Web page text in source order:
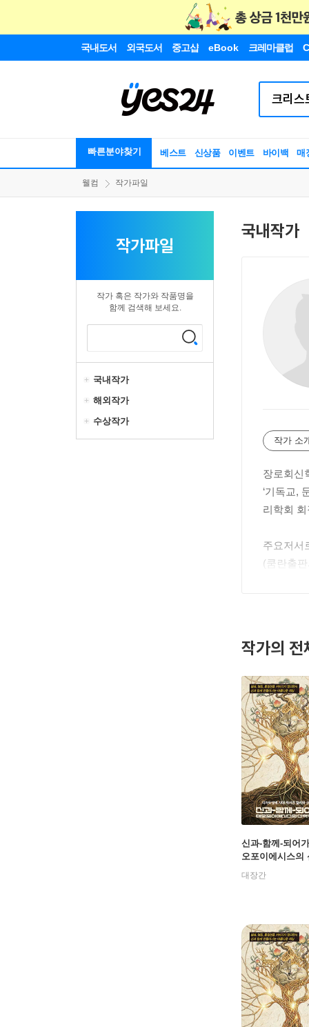
국내도서 외국도서 중고샵 eBook 크레마클럽
빠른분야찾기 베스트 신상품 이벤트 바이백 매
웰컴 작가파일
작가파일
작가 혹은 작가와 작품명을
함께 검색해 보세요.
국내작가
해외작가
수상작가
국내작가
작가 소
장로회신
‘기독교,
리학회
주요저서
(쿰란출
작가의 전
신과-함께-되어
오포이에시스의
상상력
대장간